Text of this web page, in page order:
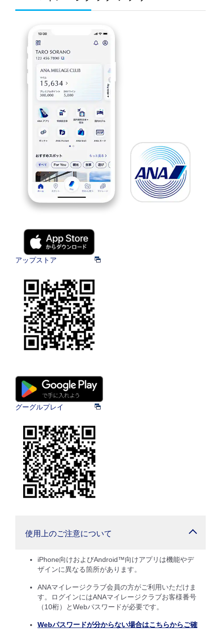
アップストア
グーグルプレイ
使用上のご注意について
iPhone向けおよびAndroid™向けアプリは機能やデ
ザインに異なる箇所があります。
ANAマイレージクラブ会員の方がご利用いただけま
す。ログインにはANAマイレージクラブお客様番号
（10桁）とWebパスワードが必要です。
Webパスワードが分からない場合はこちらからご確